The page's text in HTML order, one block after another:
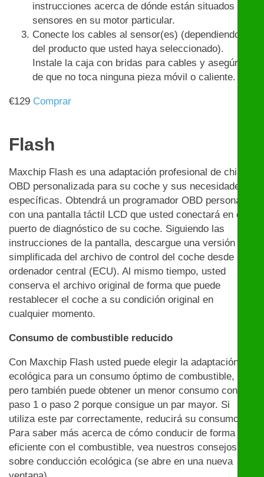
instrucciones acerca de dónde están situados los
sensores en su motor particular.
Conecte los cables al sensor(es) (dependiendo
del producto que usted haya seleccionado).
Instale la caja con bridas para cables y asegúrese
de que no toca ninguna pieza móvil o caliente.
€129 Comprar
Flash
Maxchip Flash es una adaptación profesional de chip
OBD personalizada para su coche y sus necesidades
específicas. Obtendrá un programador OBD personal
con una pantalla táctil LCD que usted conectará en el
puerto de diagnóstico de su coche. Siguiendo las
instrucciones de la pantalla, descargue una versión
simplificada del archivo de control del coche desde el
ordenador central (ECU). Al mismo tiempo, usted
conserva el archivo original de forma que puede
restablecer el coche a su condición original en
cualquier momento.
Consumo de combustible reducido
Con Maxchip Flash usted puede elegir la adaptación
ecológica para un consumo óptimo de combustible,
pero también puede obtener un menor consumo con el
paso 1 o paso 2 porque consigue un par mayor. Si
utiliza este par correctamente, reducirá su consumo.
Para saber más acerca de cómo conducir de forma
eficiente con el combustible, vea nuestros consejos
sobre conducción ecológica (se abre en una nueva